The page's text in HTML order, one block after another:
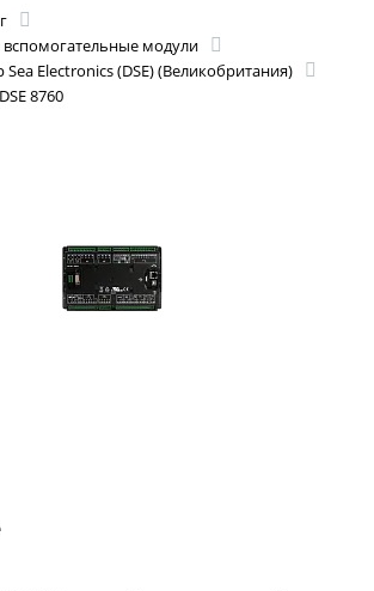
модули
Electronics (DSE) (Великобритания)
8760